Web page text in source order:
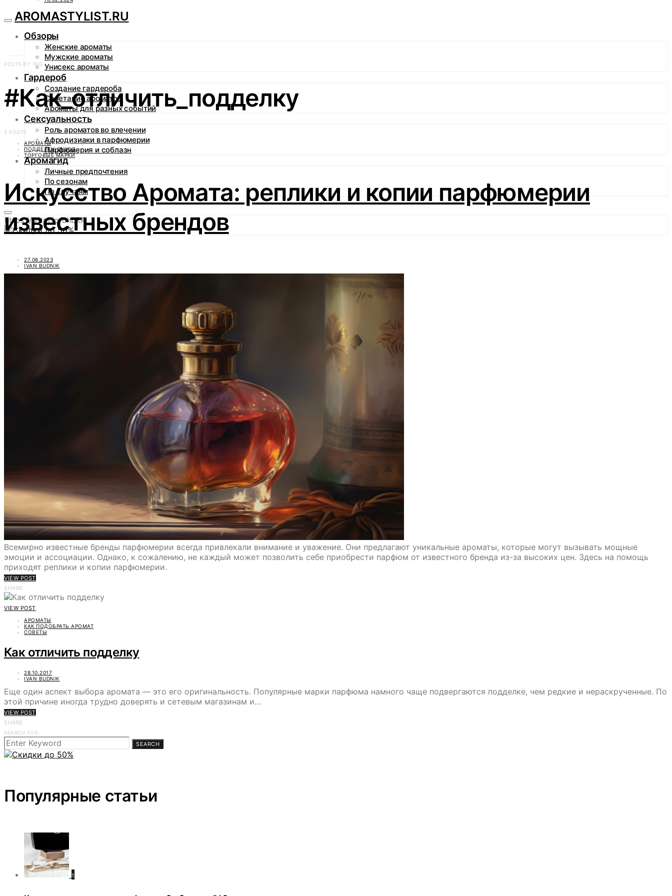
AROMASTYLIST.RU
Обзоры
Женские ароматы
Мужские ароматы
Унисекс ароматы
Гардероб
Создание гардероба
Сочетание ароматов
Ароматы для разных событий
Сексуальность
Роль ароматов во влечении
Афродизиаки в парфюмерии
Парфюмерия и соблазн
Аромагид
Личные предпочтения
По сезонам
По случаям
https://gftm.io/uhbkA
POSTS BY TAG
#Как_отличить_подделку
2 POSTS
АРОМАТЫ
ПОДДЕЛКИ ДУХОВ
ТОРГОВЫЕ МАРКИ
Искусство Аромата: реплики и копии парфюмерии
известных брендов
27.06.2023
IVAN BUDNIK
Всемирно известные бренды парфюмерии всегда привлекали внимание и уважение. Они предлагают уникальные ароматы, которые могут вызывать мощные
эмоции и ассоциации. Однако, к сожалению, не каждый может позволить себе приобрести парфюм от известного бренда из-за высоких цен. Здесь на помощь
приходят реплики и копии парфюмерии.
VIEW POST
SHARE
VIEW POST
АРОМАТЫ
КАК ПОДОБРАТЬ АРОМАТ
СОВЕТЫ
Как отличить подделку
28.10.2017
IVAN BUDNIK
Еще один аспект выбора аромата — это его оригинальность. Популярные марки парфюма намного чаще подвергаются подделке, чем редкие и нераскрученные. По
этой причине иногда трудно доверять и сетевым магазинам и…
VIEW POST
SHARE
SEARCH FOR:
SEARCH
Популярные статьи
1